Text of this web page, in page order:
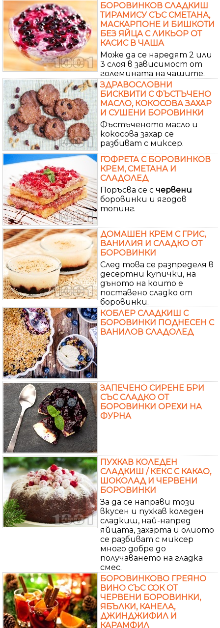
БОРОВИНКОВ СЛАДКИШ
ТИРАМИСУ СЪС СМЕТАНА,
МАСКАРПОНЕ И БИШКОТИ
БЕЗ ЯЙЦА С ЛИКЬОР ОТ
КАСИС В ЧАША
Може да се наредят 2 или
3 слоя в зависимост от
големината на чашите.
ЗДРАВОСЛОВНИ
БИСКВИТИ С ФЪСТЪЧЕНО
МАСЛО, КОКОСОВА ЗАХАР
И СУШЕНИ БОРОВИНКИ
Фъстъченото масло и
кокосова захар се
разбиват с миксер.
ГОФРЕТА С БОРОВИНКОВ
КРЕМ, СМЕТАНА И
СЛАДОЛЕД
Поръсва се с червени
боровинки и ягодов
топинг.
ДОМАШЕН КРЕМ С ГРИС,
ВАНИЛИЯ И СЛАДКО ОТ
БОРОВИНКИ
След това се разпределя в
десертни купички, на
дъното на които е
поставено сладко от
боровинки.
КОБЛЕР СЛАДКИШ С
БОРОВИНКИ ПОДНЕСЕН С
ВАНИЛОВ СЛАДОЛЕД
ЗАПЕЧЕНО СИРЕНЕ БРИ
СЪС СЛАДКО ОТ
БОРОВИНКИ ОРЕХИ НА
ФУРНА
ПУХКАВ КОЛЕДЕН
СЛАДКИШ / КЕКС С КАКАО,
ШОКОЛАД И ЧЕРВЕНИ
БОРОВИНКИ
За да се направи този
вкусен и пухкав коледен
сладкиш, най-напред
яйцата, захарта и олиото
се разбиват с миксер
много добре до
получаването на гладка
смес.
БОРОВИНКОВО ГРЕЯНО
ВИНО СЪС СОК ОТ
ЧЕРВЕНИ БОРОВИНКИ,
ЯБЪЛКИ, КАНЕЛА,
ДЖИНДЖИФИЛ И
КАРАМФИЛ